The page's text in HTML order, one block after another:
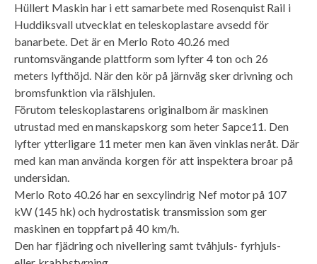
Hüllert Maskin har i ett samarbete med Rosenquist Rail i
Huddiksvall utvecklat en teleskoplastare avsedd för
banarbete. Det är en Merlo Roto 40.26 med
runtomsvängande plattform som lyfter 4 ton och 26
meters lyfthöjd. När den kör på järnväg sker drivning och
bromsfunktion via rälshjulen.
Förutom teleskoplastarens originalbom är maskinen
utrustad med en manskapskorg som heter Sapce11. Den
lyfter ytterligare 11 meter men kan även vinklas neråt. Där
med kan man använda korgen för att inspektera broar på
undersidan.
Merlo Roto 40.26 har en sexcylindrig Nef motor på 107
kW (145 hk) och hydrostatisk transmission som ger
maskinen en toppfart på 40 km/h.
Den har fjädring och nivellering samt tvåhjuls- fyrhjuls-